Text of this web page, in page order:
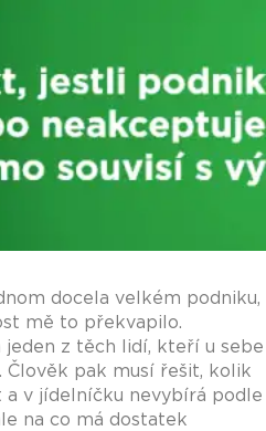
docela velkém podniku,
mě to překvapilo.
jeden z těch lidí, kteří u sebe
Člověk pak musí řešit, kolik
v jídelníčku nevybírá podle
na co má dostatek